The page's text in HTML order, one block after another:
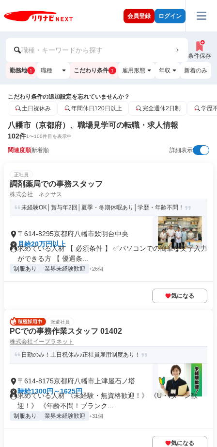
会員登録 ログイン
職種・キーワードから探す
条件保存
勤務地 1 職種 こだわり条件 1 雇用形態 年収 新着のみ
こだわり条件の追加設定を忘れていませんか？
土日祝休み
年間休日120日以上 完全週休2日制 学歴
八幡市（京都府）、職場見学可の転職・求人情報
102件1〜100件目を表示中
関連度順新着順 詳細表示
正社員
調剤薬局での事務スタッフ
株式会社 ネクサス
未経験OK│賞与年2回│夏季・冬期休暇あり│学歴・年齢不問！
〒614-8295京都府八幡市欽明台中央
月給20万円以上
求めている人材 【 必須条件 】 ✅パソコンでの簡単な文字入力
ができる方 【 優遇条...
制服あり 業界未経験歓迎 +26個
気になる
派遣社員
PCでの事務作業スタッフ 01402
株式会社イープラネット
日勤のみ！土日祝休み♪正社員雇用制度あり！
〒614-8175京都府八幡市上津屋石ノ塔
時給1300円～1625円
求めている人材 《未経験・無資格歓迎！》 《U・Iターン歓
迎！》 《年齢不問！ブランク...
制服あり 業界未経験歓迎 +31個
気になる